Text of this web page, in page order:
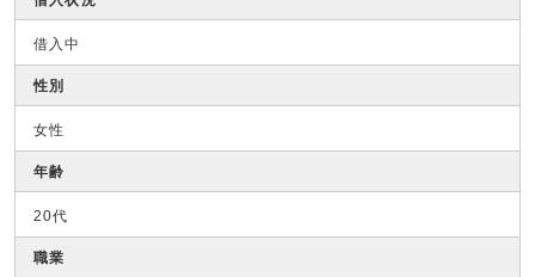
借入中
性別
女性
年齢
20代
職業